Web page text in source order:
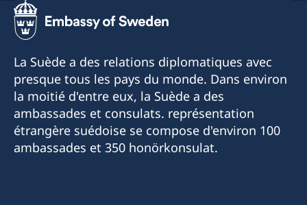
La Suède a des relations diplomatiques avec
presque tous les pays du monde. Dans environ
la moitié d'entre eux, la Suède a des
ambassades et consulats. représentation
étrangère suédoise se compose d'environ 100
ambassades et 350 honörkonsulat.